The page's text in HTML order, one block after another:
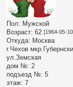
Пол: Мужской
Возраст: 62 [1964-05-
Откуда: Москва
г.Чехов
ул.Земская
дом №: 2
подъезд №: 5
этаж: 7